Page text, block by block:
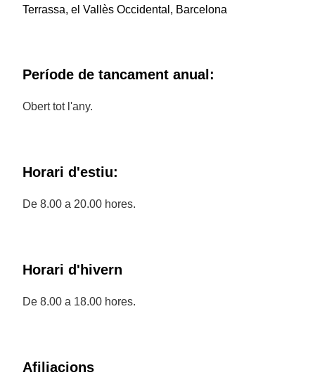
Terrassa, el Vallès Occidental, Barcelona
Període de tancament anual:
Obert tot l'any.
Horari d'estiu:
De 8.00 a 20.00 hores.
Horari d'hivern
De 8.00 a 18.00 hores.
Afiliacions